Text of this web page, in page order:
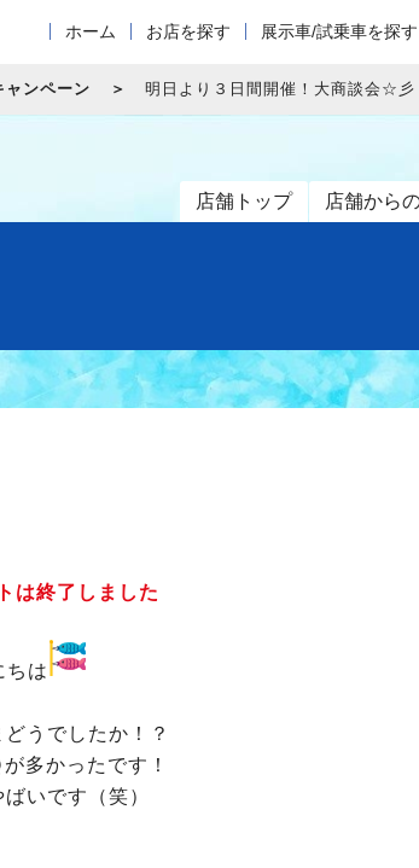
ホーム お店を探す 展示車/試乗車を探す
ャンペーン 明日より３日間開催！大商談会☆彡
店舗トップ 店舗から
は終了しました
ちは
うでしたか！？
多かったです！
いです（笑）